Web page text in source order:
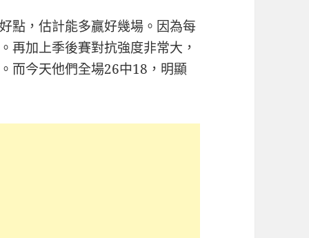
點，估計能多贏好幾場。因為每
再加上季後賽對抗強度非常大，
而今天他們全場26中18，明顯